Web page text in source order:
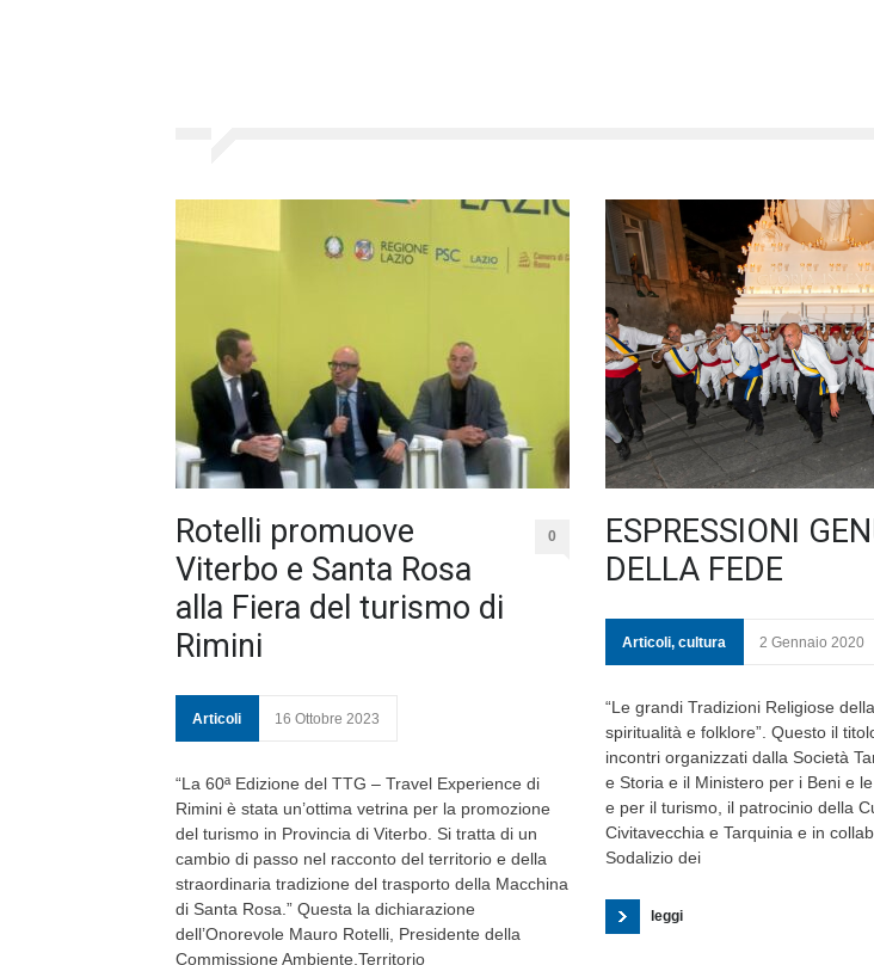
Rotelli promuove
Viterbo e Santa Rosa
alla Fiera del turismo di
Rimini
0
Articoli 16 Ottobre 2023
“La 60ª Edizione del TTG – Travel Experience di
Rimini è stata un’ottima vetrina per la promozione
del turismo in Provincia di Viterbo. Si tratta di un
cambio di passo nel racconto del territorio e della
straordinaria tradizione del trasporto della Macchina
di Santa Rosa.” Questa la dichiarazione
dell’Onorevole Mauro Rotelli, Presidente della
Commissione Ambiente,Territorio
ESPRESSIONI
DELLA FEDE
Articoli, cultura 2 Gennaio 2020
“Le grandi Tradizioni Religiose
spiritualità e folklore”. Questo il
incontri organizzati dalla Società
e Storia e il Ministero per i Beni e
e per il turismo, il patrocinio della
Civitavecchia e Tarquinia e in
Sodalizio dei
leggi